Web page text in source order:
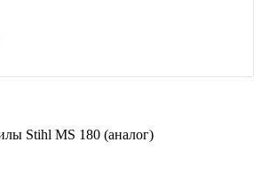
Stihl MS 180 (аналог)